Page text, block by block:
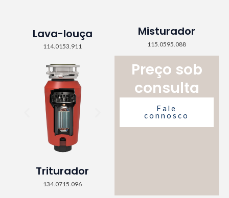
Lava-louça
114.0153.911
Misturador
115.0595.088
Triturador
134.0715.096
Preço sob
consulta
Fale
connosco